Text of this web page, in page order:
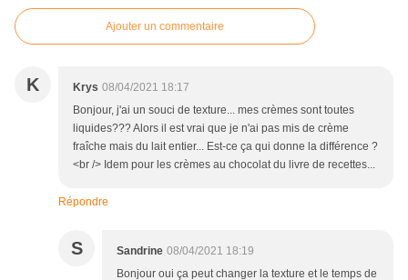
Ajouter un commentaire
K Krys 08/04/2021 18:17
Bonjour, j'ai un souci de texture... mes crèmes sont toutes
liquides??? Alors il est vrai que je n'ai pas mis de crème
fraîche mais du lait entier... Est-ce ça qui donne la différence ?
<br /> Idem pour les crèmes au chocolat du livre de recettes...
Répondre
S Sandrine 08/04/2021 18:19
Bonjour oui ça peut changer la texture et le temps de